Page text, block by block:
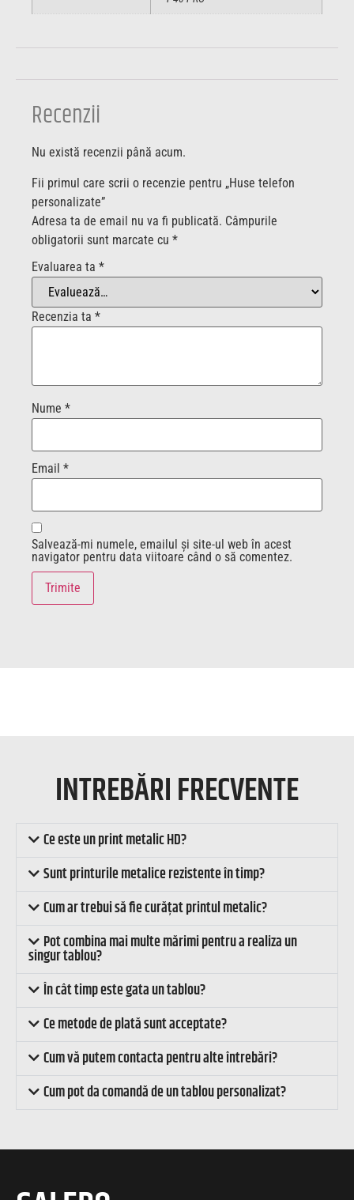
Recenzii
Nu există recenzii până acum.
Fii primul care scrii o recenzie pentru „Huse telefon
personalizate”
Adresa ta de email nu va fi publicată. Câmpurile
obligatorii sunt marcate cu *
Evaluarea ta *
Recenzia ta *
Nume *
Email *
Salvează-mi numele, emailul și site-ul web în acest
navigator pentru data viitoare când o să comentez.
INTREBĂRI FRECVENTE
Ce este un print metalic HD?
Sunt printurile metalice rezistente în timp?
Cum ar trebui să fie curățat printul metalic?
Pot combina mai multe mărimi pentru a realiza un
singur tablou?
În cât timp este gata un tablou?
Ce metode de plată sunt acceptate?
Cum vă putem contacta pentru alte întrebări?
Cum pot da comandă de un tablou personalizat?